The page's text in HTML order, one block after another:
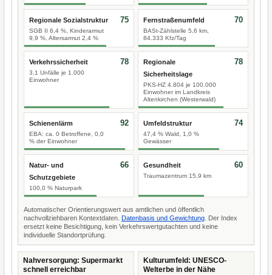
Regionale Sozialstruktur
SGB II 6,4 %, Kinderarmut
9,9 %, Altersarmut 2,4 %
75 Fernstraßenumfeld
BASt-Zählstelle 5,6 km,
84.333 Kfz/Tag
70
Verkehrssicherheit
3,1 Unfälle je 1.000
Einwohner
78
Regionale
Sicherheitslage
PKS-HZ 4.804 je 100.000
Einwohner im Landkreis
Altenkirchen (Westerwald)
78
Schienenlärm
EBA: ca. 0 Betroffene, 0,0
% der Einwohner
92 Umfeldstruktur
47,4 % Wald, 1,0 %
Gewässer
74
Natur- und
Schutzgebiete
100,0 % Naturpark
66 Gesundheit
Traumazentrum 15,9 km
60
Automatischer Orientierungswert aus amtlichen und öffentlich
nachvollziehbaren Kontextdaten. Datenbasis und Gewichtung . Der Index
ersetzt keine Besichtigung, kein Verkehrswertgutachten und keine
individuelle Standortprüfung.
Nahversorgung: Supermarkt
schnell erreichbar
Kulturumfeld: UNESCO-
Welterbe in der Nähe